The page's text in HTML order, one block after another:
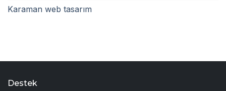
Karaman web tasarım
Destek